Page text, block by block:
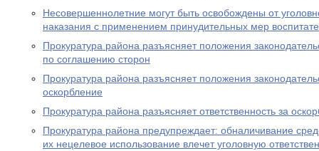
Несовершеннолетние могут быть освобождены от
наказания с применением принудительных мер
Прокуратура района разъясняет положения
по соглашению сторон
Прокуратура района разъясняет положения
оскорбление
Прокуратура района разъясняет ответственность за
Прокуратура района предупреждает: обналичивание
их нецелевое использование влечет уголовную